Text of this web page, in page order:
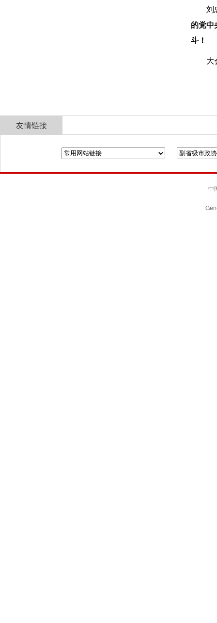
刘
的党中
斗！
大
友情链接
中